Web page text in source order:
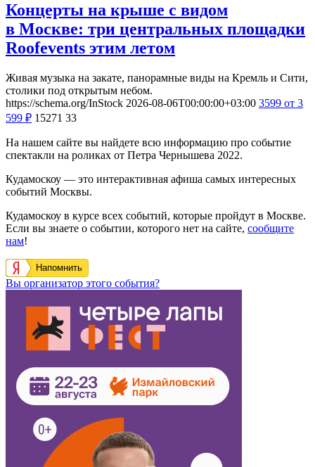
Концерты на крыше с видом
в Москве: три центральных площадки
Roofevents этим летом
Живая музыка на закате, панорамные виды на Кремль и Сити,
столики под открытым небом.
https://schema.org/InStock 2026-08-06T00:00:00+03:00 3599 от 3
599 ₽ 15271 33
На нашем сайте вы найдете всю информацию про событие
спектакли на роликах от Петра Чернышева 2022.
Кудамоскоу — это интерактивная афиша самых интересных
событий Москвы.
Кудамоскоу в курсе всех событий, которые пройдут в Москве.
Если вы знаете о событии, которого нет на сайте, сообщите
нам!
Напомнить
Вы организатор этого события?